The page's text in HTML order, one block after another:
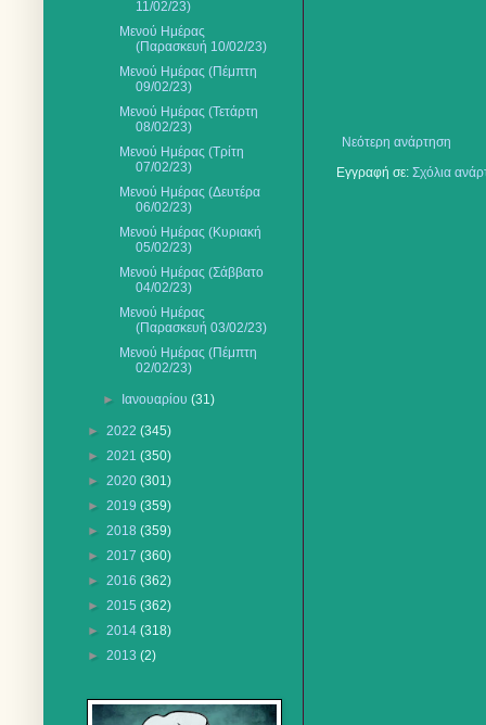
Νεότερη ανάρτηση
Εγγραφή σε: Σχόλια
11/02/23)
Μενού Ημέρας
(Παρασκευή 10/02/23)
Μενού Ημέρας (Πέμπτη
09/02/23)
Μενού Ημέρας (Τετάρτη
08/02/23)
Μενού Ημέρας (Τρίτη
07/02/23)
Μενού Ημέρας (Δευτέρα
06/02/23)
Μενού Ημέρας (Κυριακή
05/02/23)
Μενού Ημέρας (Σάββατο
04/02/23)
Μενού Ημέρας
(Παρασκευή 03/02/23)
Μενού Ημέρας (Πέμπτη
02/02/23)
► Ιανουαρίου(31)
► 2022 (345)
► 2021 (350)
► 2020 (301)
► 2019 (359)
► 2018 (359)
► 2017 (360)
► 2016 (362)
► 2015 (362)
► 2014 (318)
► 2013 (2)